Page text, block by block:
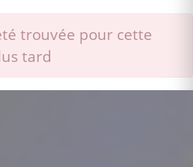
trouvée pour cette
tard